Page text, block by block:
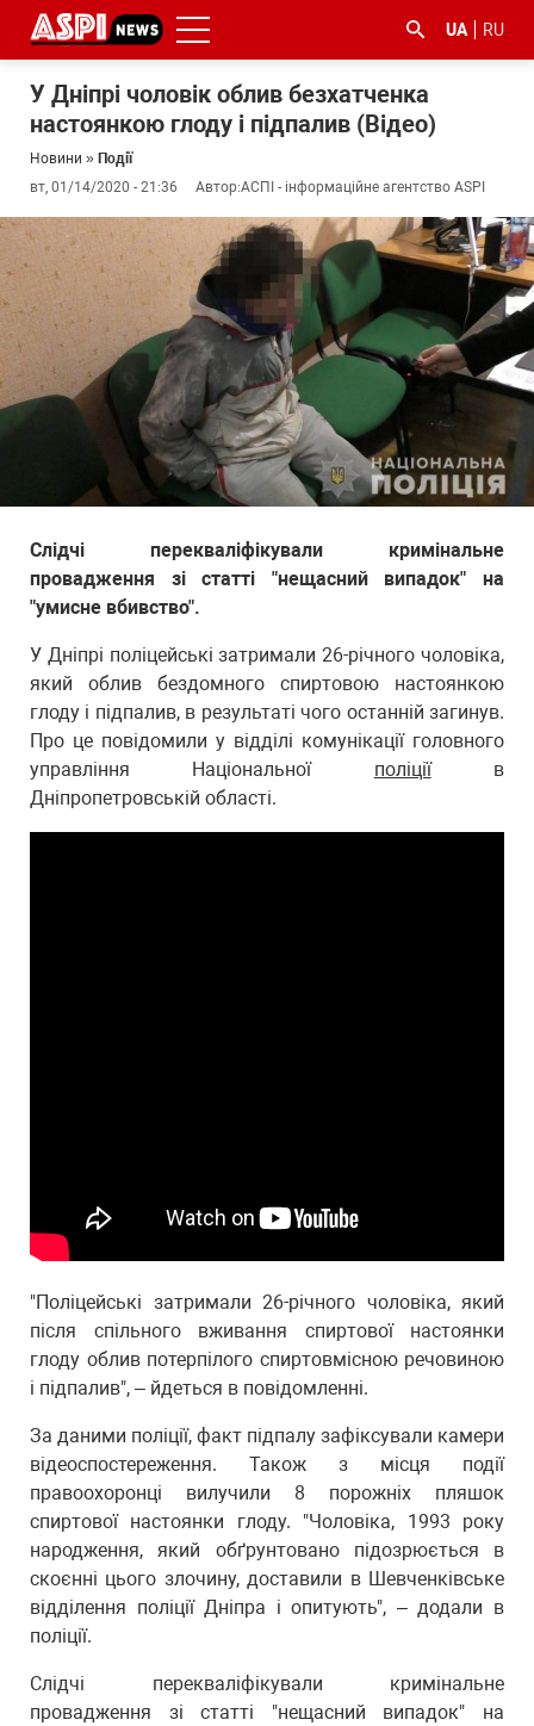
UA RU
У Дніпрі чоловік облив безхатченка
настоянкою глоду і підпалив (Відео)
Новини » Події
вт, 01/14/2020 - 21:36
Автор:АСПІ - інформаційне агентство ASPI
Слідчі перекваліфікували кримінальне
провадження зі статті "нещасний випадок" на
"умисне вбивство".
У Дніпрі поліцейські затримали 26-річного чоловіка,
який облив бездомного спиртовою настоянкою
глоду і підпалив, в результаті чого останній загинув.
Про це повідомили у відділі комунікації головного
управління Національної поліціїв
Дніпропетровській області.
"Поліцейські затримали 26-річного чоловіка, який
після спільного вживання спиртової настоянки
глоду облив потерпілого спиртовмісною речовиною
і підпалив", – йдеться в повідомленні.
За даними поліції, факт підпалу зафіксували камери
відеоспостереження. Також з місця події
правоохоронці вилучили 8 порожніх пляшок
спиртової настоянки глоду. "Чоловіка, 1993 року
народження, який обґрунтовано підозрюється в
скоєнні цього злочину, доставили в Шевченківське
відділення поліції Дніпра і опитують", – додали в
поліції.
Слідчі перекваліфікували кримінальне
провадження зі статті "нещасний випадок" на
#ООС
#боротьба
корупцією
#ДФС #Київ #коронавірус